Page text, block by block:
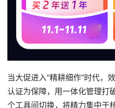
当大促进入“精耕细作”时代，
认证为保障，用一体化管理打
个工具间切换，将精力集中于